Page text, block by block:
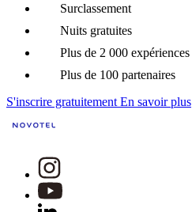
Surclassement
Nuits gratuites
Plus de 2 000 expériences
Plus de 100 partenaires
S'inscrire gratuitement En savoir plus